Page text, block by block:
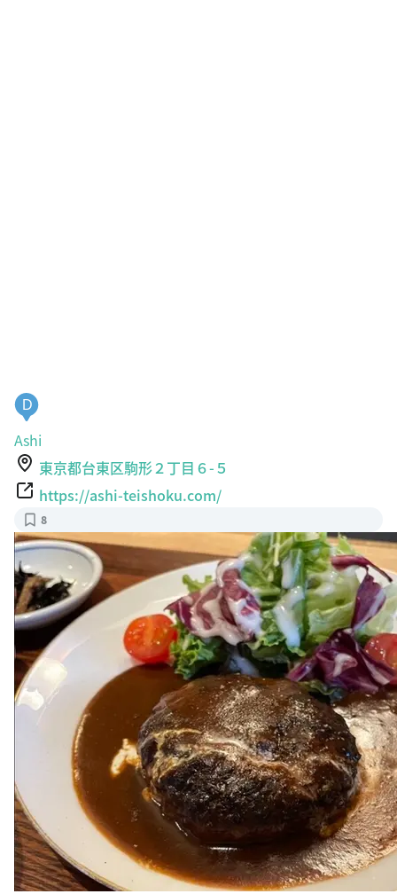
Ashi
東京都台東区駒形２丁目６-５
https://ashi-teishoku.com/
8
『日常の”定食”を新しく創る食堂』 をテーマに昼は定食